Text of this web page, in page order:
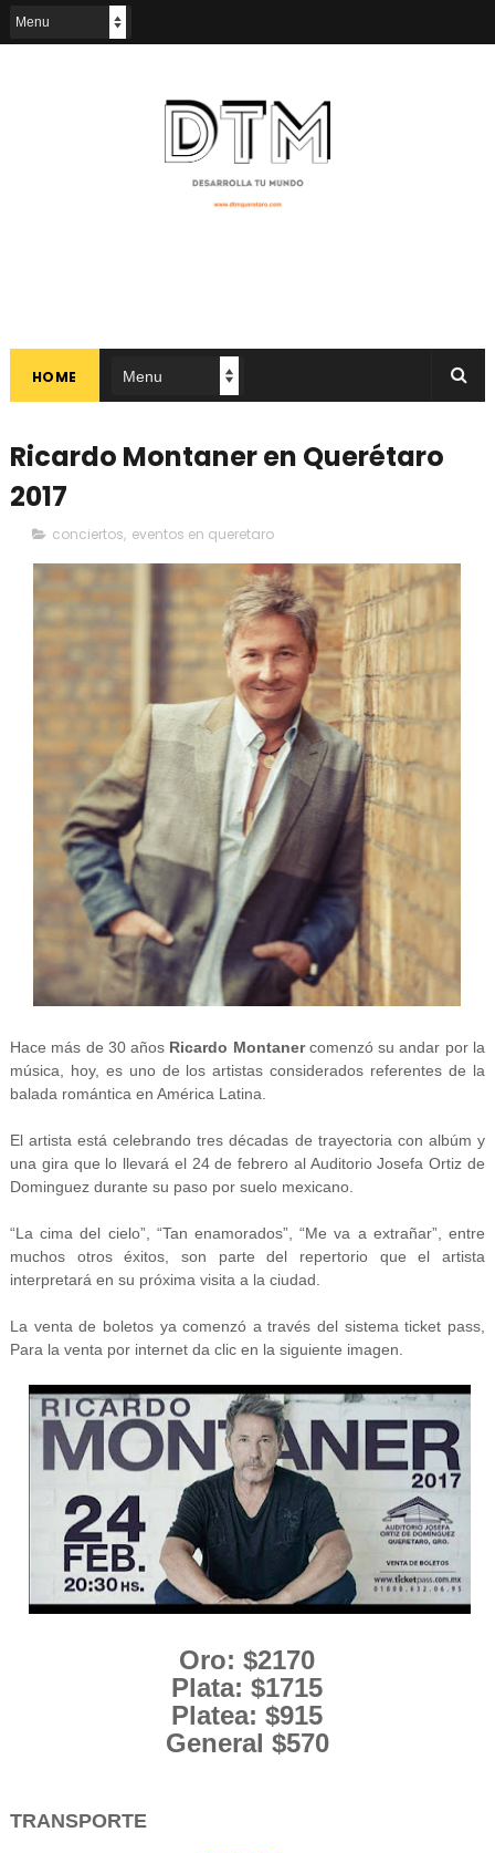
HOME
Ricardo Montaner en Querétaro
2017
conciertos, eventos en queretaro
Hace más de 30 años Ricardo Montanercomenzó su andar por la
música, hoy, es uno de los artistas considerados referentes de la
balada romántica en América Latina.
El artista está celebrando tres décadas de trayectoria con albúm y
una gira que lo llevará el 24 de febrero al Auditorio Josefa Ortiz de
Dominguez durante su paso por suelo mexicano.
“La cima del cielo”, “Tan enamorados”, “Me va a extrañar”, entre
muchos otros éxitos, son parte del repertorio que el artista
interpretará en su próxima visita a la ciudad.
La venta de boletos ya comenzó a través del sistema ticket pass,
Para la venta por internet da clic en la siguiente imagen.
Oro: $2170
Plata: $1715
Platea: $915
General $570
TRANSPORTE